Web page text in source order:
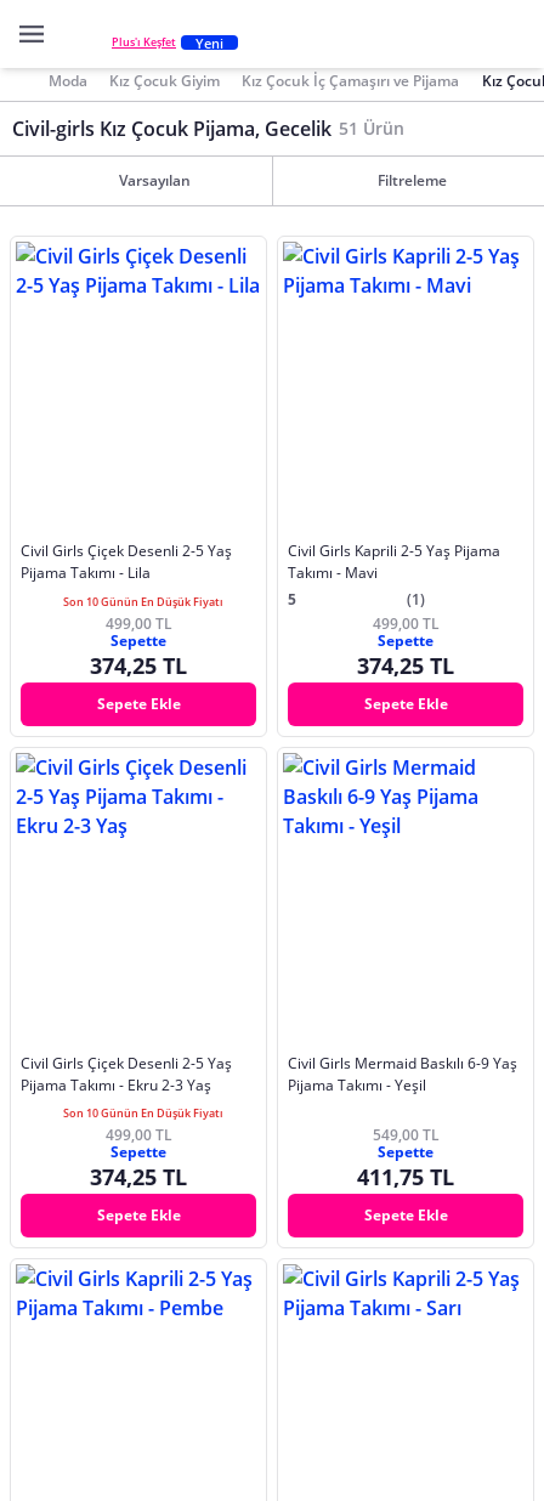
Plus'ı Keşfet Yeni
Moda Kız Çocuk Giyim Kız Çocuk İç Çamaşırı ve Pijama Kız
Civil-girls Kız Çocuk Pijama, Gecelik 51 Ürün
Varsayılan Filtreleme
Civil Girls Çiçek Desenli 2-5 Yaş
Pijama Takımı - Lila
Son 10 Günün En Düşük Fiyatı
499,00 TL
Sepette
374,25 TL
Sepete Ekle
Civil Girls Kaprili 2-5 Yaş Pijama
Takımı - Mavi
5
(1)
499,00 TL
Sepette
374,25 TL
Sepete Ekle
Civil Girls Çiçek Desenli 2-5 Yaş
Pijama Takımı - Ekru 2-3 Yaş
Son 10 Günün En Düşük Fiyatı
499,00 TL
Sepette
374,25 TL
Sepete Ekle
Civil Girls Mermaid Baskılı 6-9 Yaş
Pijama Takımı - Yeşil
549,00 TL
Sepette
411,75 TL
Sepete Ekle